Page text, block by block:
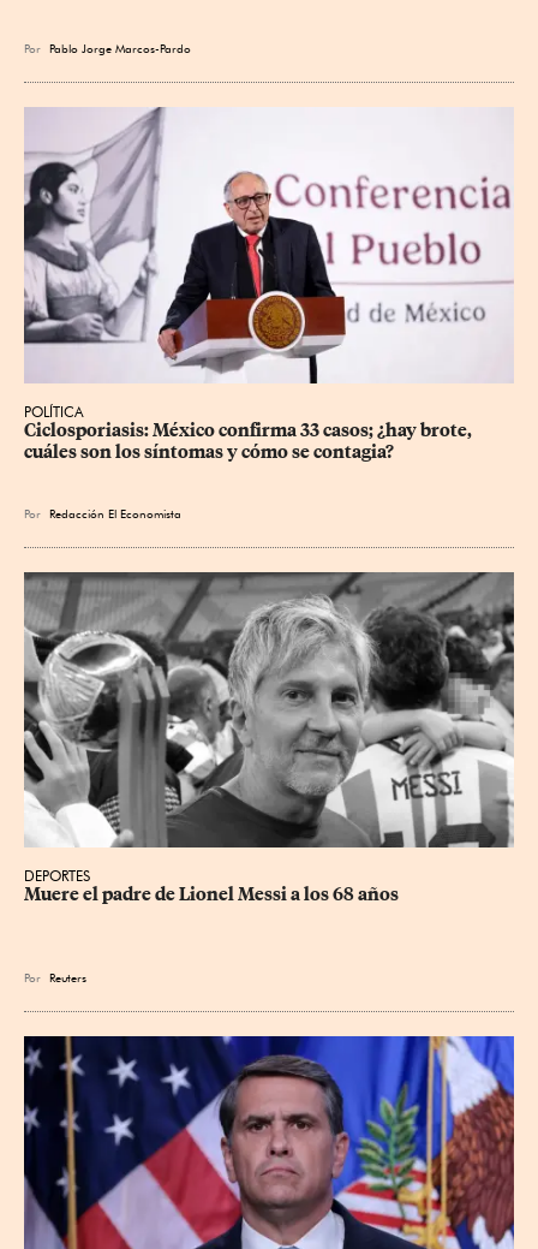
Por Pablo Jorge Marcos-Pardo
POLÍTICA
Ciclosporiasis: México confirma 33 casos; ¿hay brote,
cuáles son los síntomas y cómo se contagia?
Por Redacción El Economista
DEPORTES
Muere el padre de Lionel Messi a los 68 años
Por Reuters